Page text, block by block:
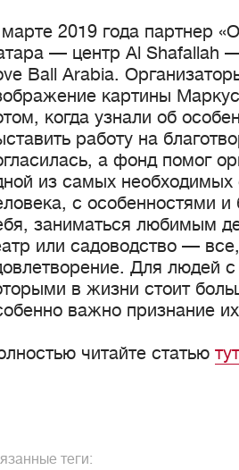
2019 года партнер
— центр Al Shafallah
Ball Arabia.
картины
когда узнали об
работу на
а фонд помог
из самых
с особенностями
заниматься любимым
или садоводство —
Для людей
в жизни стоит
важно признание
читайте статью тут
теги: